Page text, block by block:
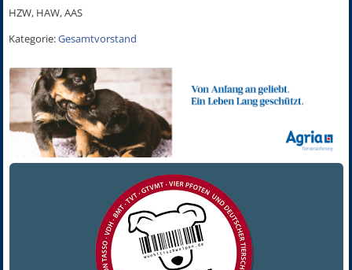
HZW, HAW, AAS
Kategorie:Gesamtvorstand